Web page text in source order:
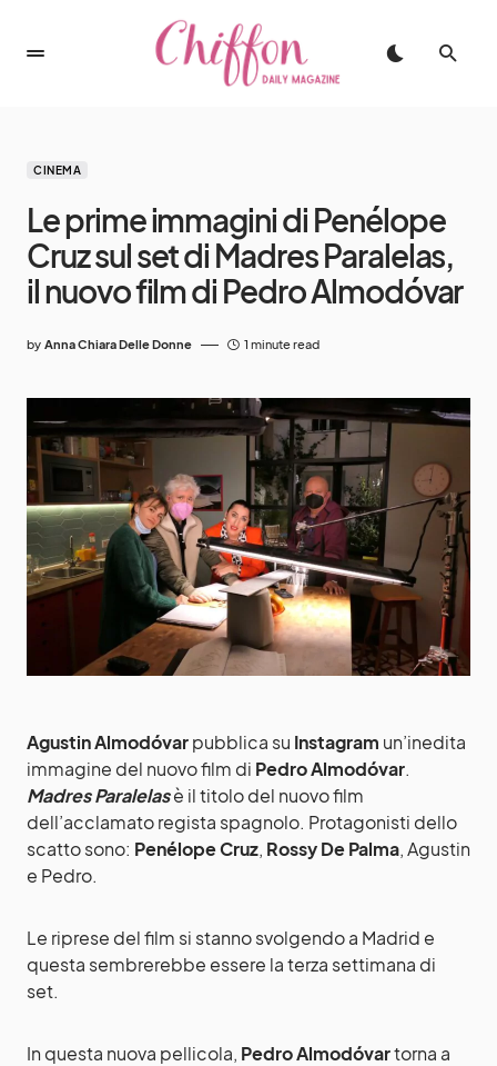
CINEMA
Le prime immagini di Penélope
Cruz sul set di Madres Paralelas,
il nuovo film di Pedro Almodóvar
by Anna Chiara Delle Donne 1 minute read
Agustin Almodóvarpubblica su Instagram un’inedita
immagine del nuovo film di Pedro Almodóvar.
Madres Paralelasè il titolo del nuovo film
dell’acclamato regista spagnolo. Protagonisti dello
scatto sono: Penélope Cruz, Rossy De Palma, Agustin
e Pedro.
Le riprese del film si stanno svolgendo a Madrid e
questa sembrerebbe essere la terza settimana di
set.
In questa nuova pellicola, Pedro Almodóvartorna a